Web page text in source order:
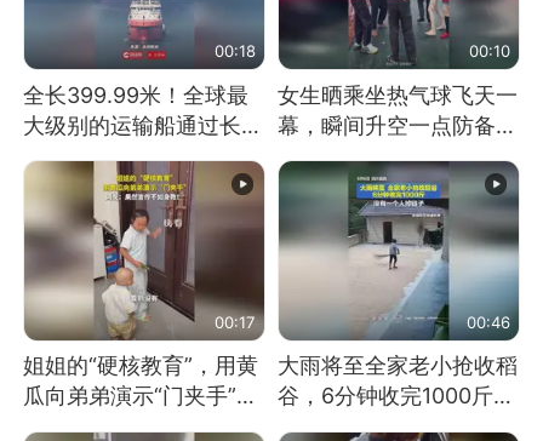
00:18
全长399.99米！全球最
大级别的运输船通过长江
大桥这一幕，太震撼了！
00:10
女生晒乘坐热气球飞天一
幕，瞬间升空一点防备都
没有
00:17
姐姐的“硬核教育”，用黄
瓜向弟弟演示“门夹手”，
网友：果然言传不如身
00:46
大雨将至全家老小抢收稻
谷，6分钟收完1000斤，
没有一个人掉链子